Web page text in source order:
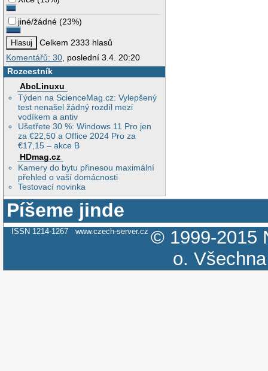
jiné/žádné (23%)
Celkem 2333 hlasů
Komentářů: 30, poslední 3.4. 20:20
Rozcestník
AbcLinuxu
Týden na ScienceMag.cz: Vylepšený
test nenašel žádný rozdíl mezi
vodíkem a antiv
Ušetřete 30 %: Windows 11 Pro jen
za €22,50 a Office 2024 Pro za
€17,15 – akce B
HDmag.cz
Kamery do bytu přinesou maximální
přehled o vaší domácnosti
Testovací novinka
Píšeme jinde
ISSN 1214-1267 www.czech-server.cz © 1999-2015
o.